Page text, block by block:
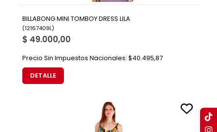
BILLABONG MINI TOMBOY DRESS LILA
(12167409L)
$ 49.000,00
Precio Sin Impuestos Nacionales: $40.495,87
DETALLE